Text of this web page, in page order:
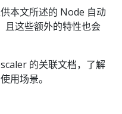
本文所述的 Node 自动
且这些额外的特性也会
的关联文档，了解
用场景。